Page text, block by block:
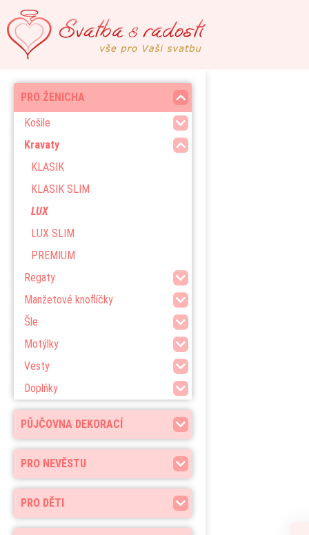
PŮJČOVNA DEKORACÍ
PRO NEVĚSTU
PRO ŽENICHA
Košile
Kravaty
KLASIK
KLASIK SLIM
LUX
LUX SLIM
PREMIUM
Regaty
Manžetové knoflíčky
Šle
Motýlky
Vesty
Doplňky
PRO DĚTI